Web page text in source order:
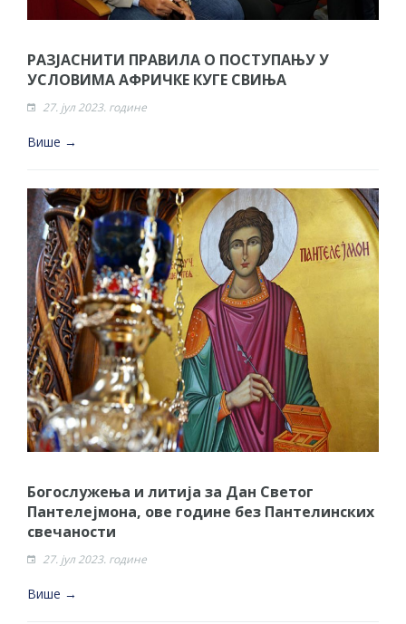
РАЗЈАСНИТИ ПРАВИЛА О ПОСТУПАЊУ У
УСЛОВИМА АФРИЧКЕ КУГЕ СВИЊА
27. јул 2023. године
Више →
Богослужења и литија за Дан Светог
Пантелејмона, ове године без Пантелинских
свечаности
27. јул 2023. године
Више →